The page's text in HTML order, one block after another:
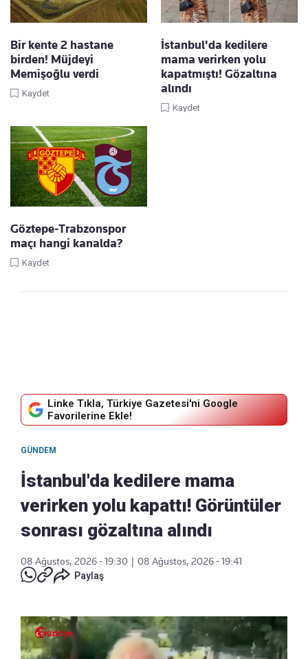
Bir kente 2 hastane
birden! Müjdeyi
Memişoğlu verdi
Kaydet
İstanbul'da kedilere
mama verirken yolu
kapatmıştı! Gözaltına
alındı
Kaydet
Göztepe-Trabzonspor
maçı hangi kanalda?
Kaydet
Linke Tıkla, Türkiye Gazetesi'ni Google
Favorilerine Ekle!
GÜNDEM
İstanbul'da kedilere mama
verirken yolu kapattı! Görüntüler
sonrası gözaltına alındı
08 Ağustos, 2026 - 19:30
08 Ağustos, 2026 - 19:41
Paylaş